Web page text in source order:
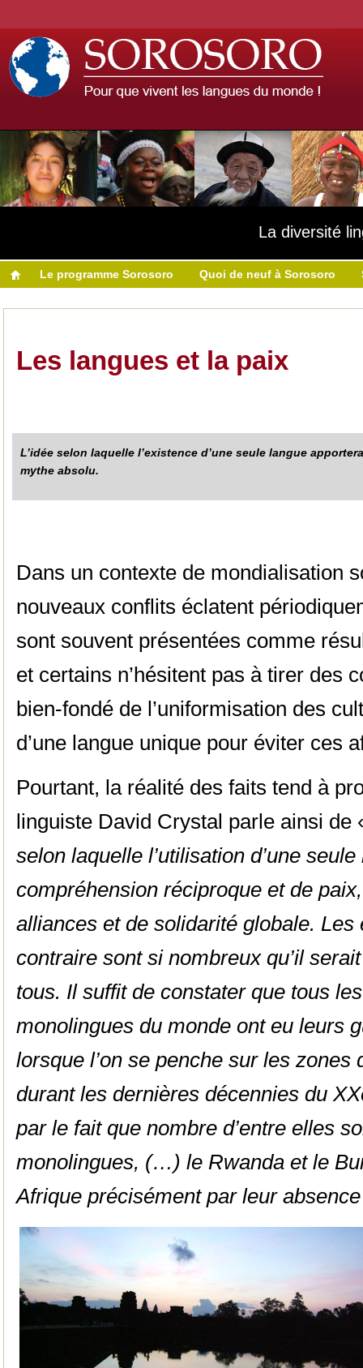
La diversité
Le programme Sorosoro Quoi de neuf à Sorosoro
Les langues et la paix
L’idée selon laquelle l’existence d’une seule langue
mythe absolu.
Dans un contexte de mondialisation
nouveaux conflits éclatent
sont souvent présentées comme
et certains n’hésitent pas à tirer des
bien-fondé de l’uniformisation des
d’une langue unique pour éviter ces
Pourtant, la réalité des faits tend à
linguiste David Crystal parle ainsi
selon laquelle l’utilisation d’une
compréhension réciproque et de
alliances et de solidarité globale.
contraire sont si nombreux qu’il
tous. Il suffit de constater que tous
monolingues du monde ont eu leurs
lorsque l’on se penche sur les
durant les dernières décennies du
par le fait que nombre d’entre elles
monolingues, (…) le Rwanda et le
Afrique précisément par leur